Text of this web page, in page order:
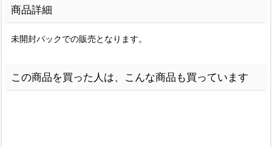
商品詳細
未開封パックでの販売となります。
この商品を買った人は、こんな商品も買っています